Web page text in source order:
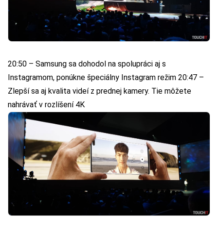
20:50 – Samsung sa dohodol na spolupráci aj s
Instagramom, ponúkne špeciálny Instagram režim 20:47 –
Zlepší sa aj kvalita videí z prednej kamery. Tie môžete
nahrávať v rozlíšení 4K